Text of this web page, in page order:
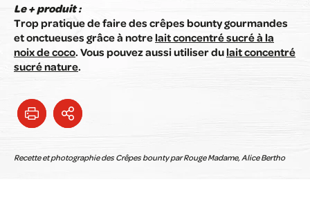
Le + produit :
Trop pratique de faire des crêpes bounty gourmandes
et onctueuses grâce à notrelait concentré sucré à la
noix de coco. Vous pouvez aussi utiliser dulait concentré
sucré nature.
Recette et photographie des Crêpes bounty par Rouge Madame, Alice Bertho